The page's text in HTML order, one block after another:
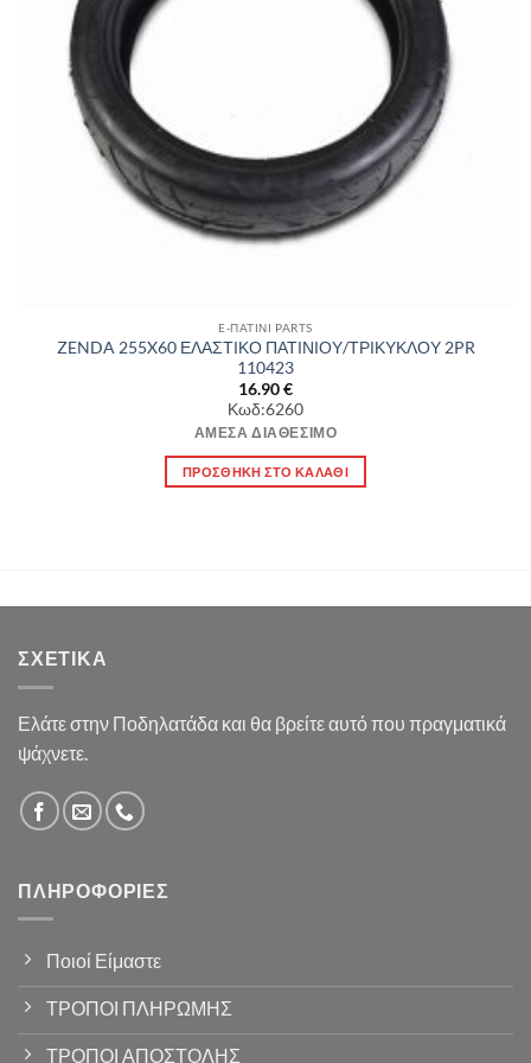
E-ΠΑΤΙΝΙ PARTS
ZENDA 255X60 ΕΛΑΣΤΙΚΟ ΠΑΤΙΝΙΟΥ/ΤΡΙΚΥΚΛΟΥ 2PR
110423
16.90€
Κωδ:6260
ΆΜΕΣΑ ΔΙΑΘΈΣΙΜΟ
ΠΡΟΣΘΉΚΗ ΣΤΟ ΚΑΛΆΘΙ
ΣΧΕΤΙΚΆ
Ελάτε στην Ποδηλατάδα και θα βρείτε αυτό που πραγματικά
ψάχνετε.
ΠΛΗΡΟΦΟΡΊΕΣ
Ποιοί Είμαστε
ΤΡΟΠΟΙ ΠΛΗΡΩΜΗΣ
ΤΡΟΠΟΙ ΑΠΟΣΤΟΛΗΣ